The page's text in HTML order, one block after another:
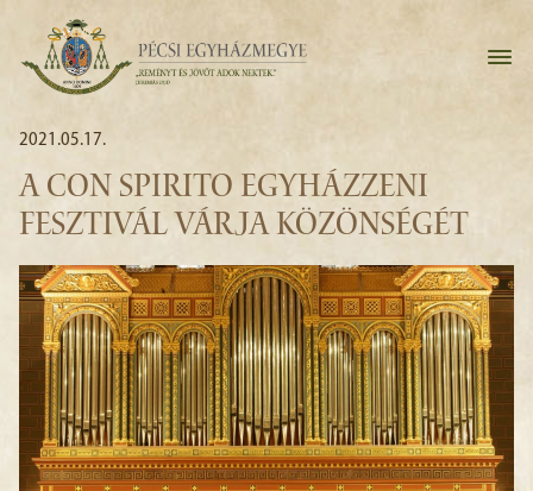
2021.05.17.
A CON SPIRITO EGYHÁZZENI
FESZTIVÁL VÁRJA KÖZÖNSÉGÉT